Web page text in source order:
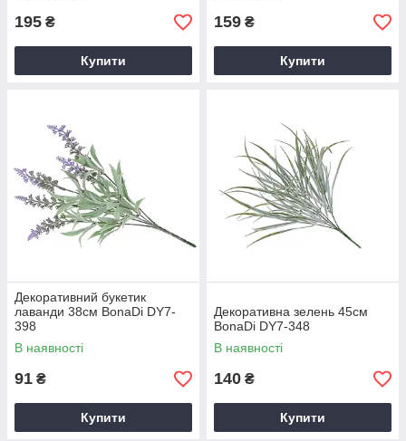
195 ₴
Купити
159 ₴
Купити
Декоративний букетик
лаванди 38см BonaDi DY7-
398
В наявності
91 ₴
Купити
Декоративна зелень 45см
BonaDi DY7-348
В наявності
140 ₴
Купити